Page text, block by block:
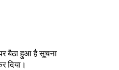
बैठा हुआ है सूचना
दिया।